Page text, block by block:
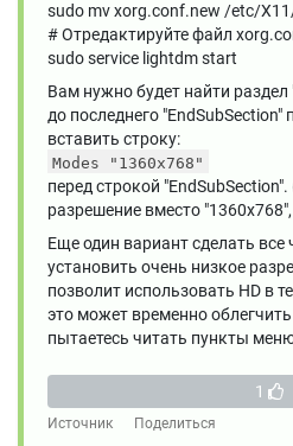
sudo mv xorg.conf.new /etc/
# Отредактируйте файл
sudo service lightdm start
Вам нужно будет найти
до последнего "EndSubSection"
вставить строку:
Modes "1360x768"
перед строкой
разрешение вместо
Еще один вариант сделать
установить очень низкое
позволит использовать HD в
это может временно
пытаетесь читать пункты
1
Источник
Поделиться